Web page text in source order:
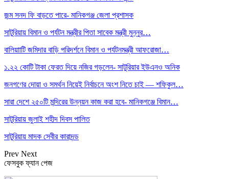
জন্ম সনদ ফি বাড়তে পারে- মানিকগঞ্জ জেলা প্রশাসক
সাটুরিয়ায় বিমান ও পর্যটন মন্ত্রীর পিতা সাবেক মন্ত্রী মুন্নুর…
বালিয়াাটি জমিদার বাড়ি পরিদর্শনে বিমান ও পর্যটনমন্ত্রী আফরোজা…
১.২২ কোটি টাকা ফেরত দিয়ে নজির গড়লেন- সাটুরিয়ার ইউএনও অনিক
জনগণের দোয়া ও সমর্থন নিয়েই নির্বাচনে অংশ নিতে চাই — শফিকুল…
সারা দেশে ২৫০টি মন্দিরের উন্নয়ন কাজ করা হবে- মানিকগঞ্জে বিমান…
সাটুরিয়ায় জুলাই শহীদ দিবস পালিত
সাটুরিয়ায় মাদক সেবীর কারাদন্ড
Prev Next
ফেসবুক ফ্যান পেজ